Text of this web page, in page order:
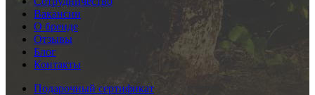
Вакансии
О бренде
Отзывы
Блог
Контакты
Подарочный сертификат